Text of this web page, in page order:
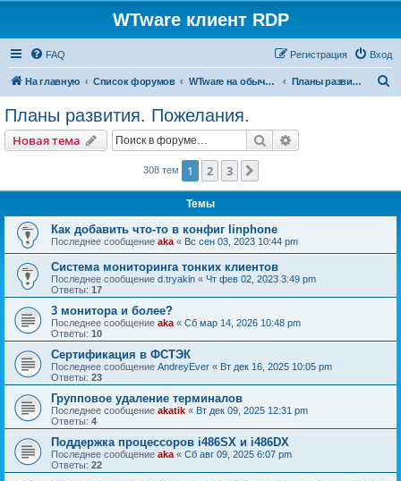
WTware клиент RDP
FAQ Вход
Регистрация
На главную Список форумов WTware на обычных x86-совместимых компьютерах (PC) Планы развития. Пожелания.
Планы развития. Пожелания.
Новая тема Поиск
308 тем 1 2 3
Темы
Как добавить что-то в конфиг linphone
Последнее сообщение aka « Вс сен 03, 2023 10:44 pm
Система мониторинга тонких клиентов
Последнее сообщение d.tryakin « Чт фев 02, 2023 3:49 pm
Ответы: 17
3 монитора и более?
Последнее сообщение aka « Сб мар 14, 2026 10:48 pm
Ответы: 10
Сертификация в ФСТЭК
Последнее сообщение AndreyEver « Вт дек 16, 2025 10:05 pm
Ответы: 23
Групповое удаление терминалов
Последнее сообщение akatik « Вт дек 09, 2025 12:31 pm
Ответы: 4
Поддержка процессоров i486SX и i486DX
Последнее сообщение aka « Сб авг 09, 2025 6:07 pm
Ответы: 22